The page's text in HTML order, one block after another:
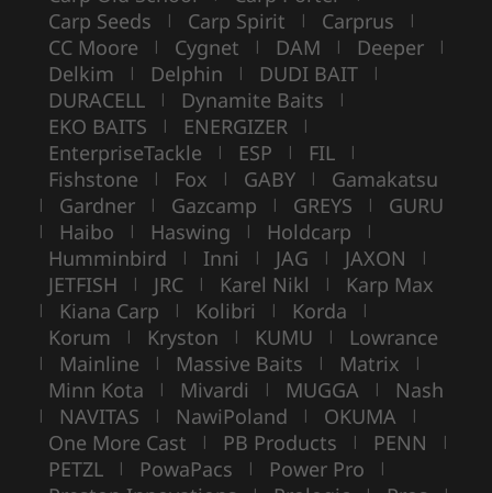
Carp Seeds | Carp Spirit | Carprus |
CC Moore | Cygnet | DAM | Deeper |
Delkim | Delphin | DUDI BAIT |
DURACELL | Dynamite Baits |
EKO BAITS | ENERGIZER |
EnterpriseTackle | ESP | FIL |
Fishstone | Fox | GABY | Gamakatsu
| Gardner | Gazcamp | GREYS | GURU
| Haibo | Haswing | Holdcarp |
Humminbird | Inni | JAG | JAXON |
JETFISH | JRC | Karel Nikl | Karp Max
| Kiana Carp | Kolibri | Korda |
Korum | Kryston | KUMU | Lowrance
| Mainline | Massive Baits | Matrix |
Minn Kota | Mivardi | MUGGA | Nash
| NAVITAS | NawiPoland | OKUMA |
One More Cast | PB Products | PENN |
PETZL | PowaPacs | Power Pro |